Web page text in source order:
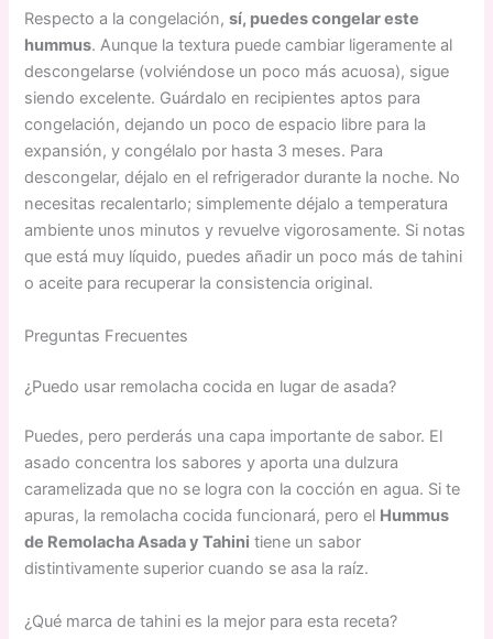
Respecto a la congelación,sí, puedes congelar este
hummus. Aunque la textura puede cambiar ligeramente al
descongelarse (volviéndose un poco más acuosa), sigue
siendo excelente. Guárdalo en recipientes aptos para
congelación, dejando un poco de espacio libre para la
expansión, y congélalo por hasta 3 meses. Para
descongelar, déjalo en el refrigerador durante la noche. No
necesitas recalentarlo; simplemente déjalo a temperatura
ambiente unos minutos y revuelve vigorosamente. Si notas
que está muy líquido, puedes añadir un poco más de tahini
o aceite para recuperar la consistencia original.
Preguntas Frecuentes
¿Puedo usar remolacha cocida en lugar de asada?
Puedes, pero perderás una capa importante de sabor. El
asado concentra los sabores y aporta una dulzura
caramelizada que no se logra con la cocción en agua. Si te
apuras, la remolacha cocida funcionará, pero el Hummus
de Remolacha Asada y Tahini tiene un sabor
distintivamente superior cuando se asa la raíz.
¿Qué marca de tahini es la mejor para esta receta?